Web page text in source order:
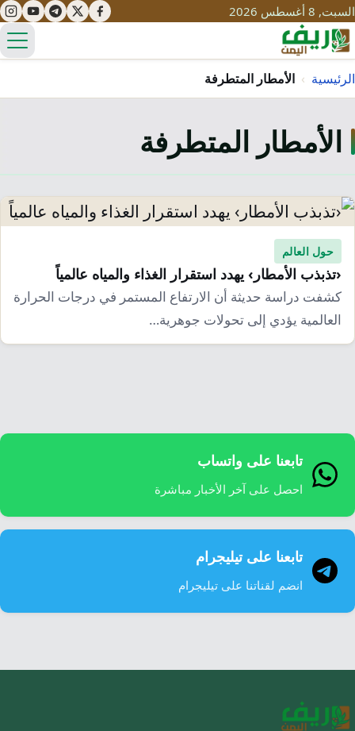
السبت, 8 أغسطس 2026
تعليم
مياه
طرُق
قصص نجاح
مبادرات
سياحة
تراث
ثقافة
التغير المناخي
محميات
التلوث
تحديات
حلول
نساء
تقارير صور
فيديو
الرئيسية › الأمطار المتطرفة
الأمطار المتطرفة
حول العالم
‹تذبذب الأمطار› يهدد استقرار الغذاء والمياه عالمياً
كشفت دراسة حديثة أن الارتفاع المستمر في درجات الحرارة
العالمية يؤدي إلى تحولات جوهرية…
تابعنا على واتساب
احصل على آخر الأخبار مباشرة
تابعنا على تيليجرام
انضم لقناتنا على تيليجرام